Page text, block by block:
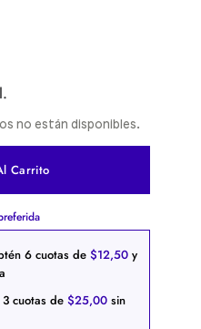
no están disponibles.
Carrito
6 cuotas de $12,50 y
3 cuotas de $25,00 sin